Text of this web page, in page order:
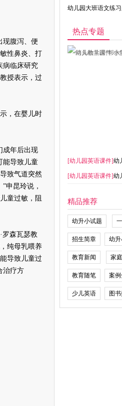
腹泻、便
性鼻炎、打
病临床研究
授表示，过
，在婴儿时
成年后出现
能导致儿童
致气道突然
申昆玲说，
童过敏，阻
森瓦瑟教
纯母乳喂养
导致儿童过
治疗方
幼儿园大班语文练习
热点专题
[幼儿园英语课件]幼
[幼儿园英语课件]幼
精品推荐
幼升小试题
招生简章 幼
教育新闻 家
教育随笔 案
少儿英语 图